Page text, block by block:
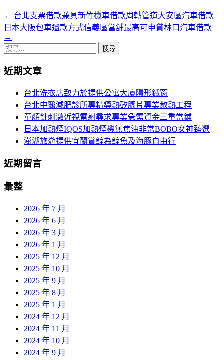
文
章
導
覽
← 台北支票借款兼具新竹機車借款周轉管道大安區汽車借款
日本大阪包車還款方式信義區當舖最高可申貸林口汽車借款
→
搜
關
近期文章
台北洗衣店致力於提供公寓大廈隱形鐵窗
台北中醫減肥診所專精導熱矽膠片專業散熱工程
童顏針刺激近視雷射尋求專業急需資金三重當鋪
日本加熱煙IQOS加熱煙機無焦油非常BOBO女神臻選
澎湖旅遊提供宜蘭賞鯨為鯨魚及海豚自由行
近期留言
彙整
2026 年 7 月
2026 年 6 月
2026 年 3 月
2026 年 1 月
2025 年 12 月
2025 年 10 月
2025 年 9 月
2025 年 8 月
2025 年 1 月
2024 年 12 月
2024 年 11 月
2024 年 10 月
2024 年 9 月